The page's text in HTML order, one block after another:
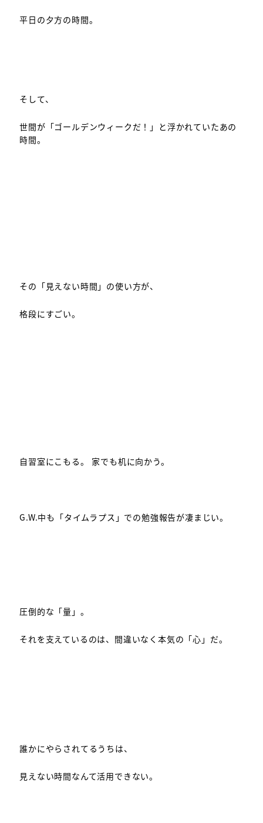
平日の夕方の時間。
そして、
世間が「ゴールデンウィークだ！」と浮かれていたあの
時間。
その「見えない時間」の使い方が、
格段にすごい。
自習室にこもる。 家でも机に向かう。
G.W.中も「タイムラプス」での勉強報告が凄まじい。
圧倒的な「量」。
それを支えているのは、間違いなく本気の「心」だ。
誰かにやらされてるうちは、
見えない時間なんて活用できない。